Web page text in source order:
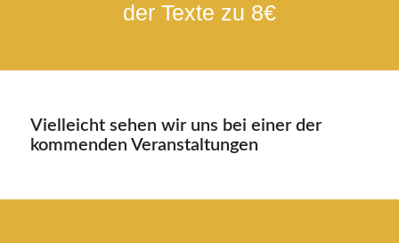
der Texte zu 8€
Vielleicht sehen wir uns bei einer der
kommenden Veranstaltungen